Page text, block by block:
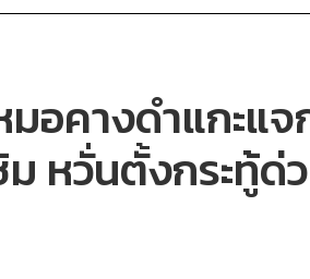
อคางดำแกะแ
หวั่นตั้งกระทู้ด่